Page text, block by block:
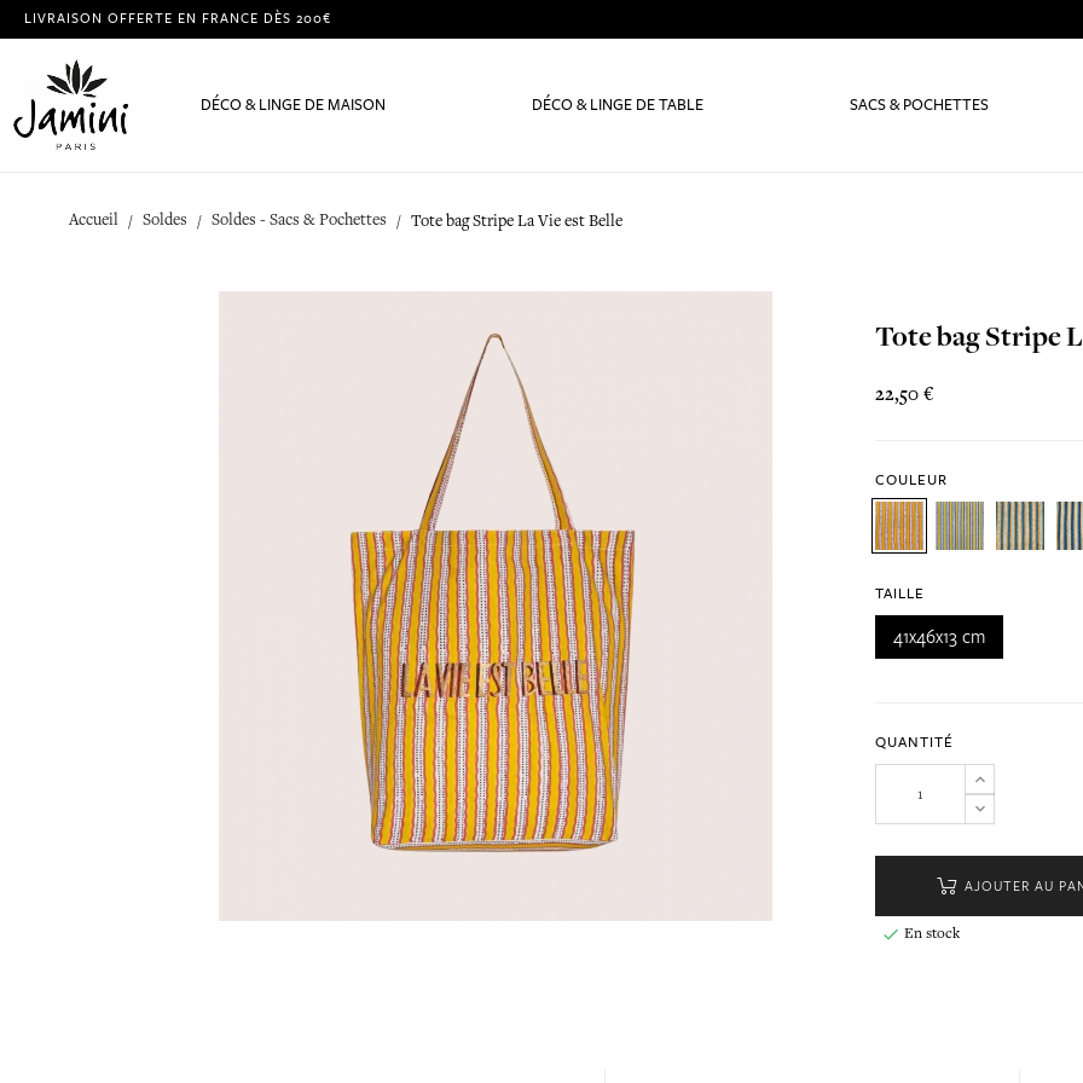
LIVRAISON OFFERTE EN FRANCE DÈS 200€
DÉCO & LINGE DE MAISON DÉCO & LINGE DE TABLE SACS & POCHETTES
Accueil Soldes Soldes - Sacs & Pochettes Tote bag Stripe La Vie est Belle
Tote bag Stripe
22,50 €
COULEUR
TAILLE
41x46x13 cm
QUANTITÉ
AJOUTER AU
 En stock